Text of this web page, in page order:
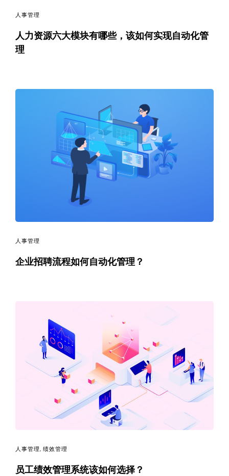
人事管理
人力资源六大模块有哪些，该如何实现自动化管
理
人事管理
企业招聘流程如何自动化管理？
人事管理, 绩效管理
员工绩效管理系统该如何选择？